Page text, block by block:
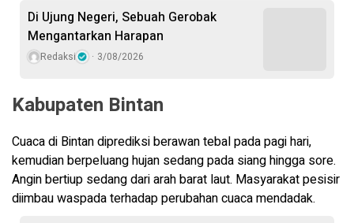
Di Ujung Negeri, Sebuah Gerobak
Mengantarkan Harapan
Redaksi 3/08/2026
Kabupaten Bintan
Cuaca di Bintan diprediksi berawan tebal pada pagi hari,
kemudian berpeluang hujan sedang pada siang hingga sore.
Angin bertiup sedang dari arah barat laut. Masyarakat pesisir
diimbau waspada terhadap perubahan cuaca mendadak.